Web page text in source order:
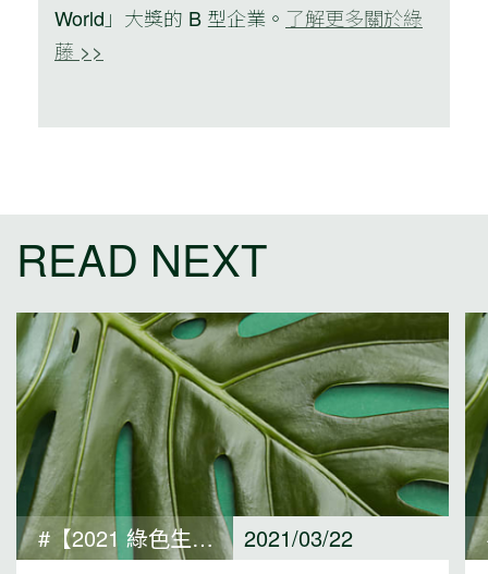
World」大獎的 B 型企業。 了解更多關於綠
藤 >>
READ NEXT
#【2021 綠色生活 21 天 ACTIONS 專欄】Cafe 開飯囉篇#綠色生活 21 天 2021/03/22